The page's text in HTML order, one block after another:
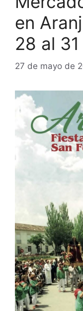
en
28 al
27 de mayo de